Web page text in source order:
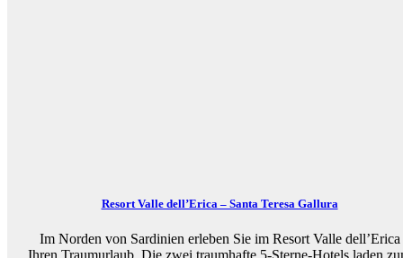
Resort Valle dell’Erica – Santa Teresa Gallura
Im Norden von Sardinien erleben Sie im Resort Valle dell’Erica
Ihren Traumurlaub. Die zwei traumhafte 5-Sterne-Hotels laden